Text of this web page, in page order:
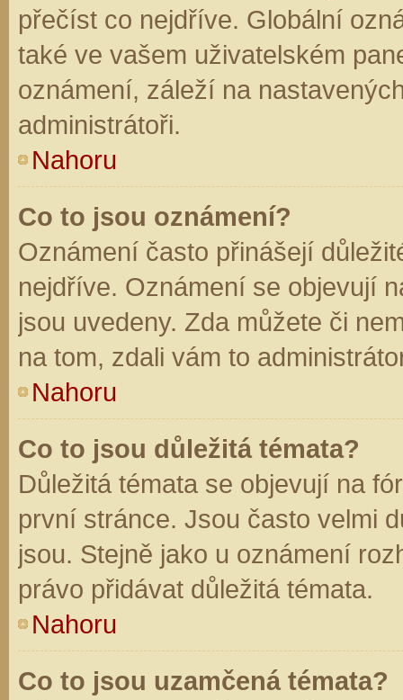
přečíst co nejdříve. Globální
také ve vašem uživatelském
oznámení, záleží na
administrátoři.
Nahoru
Co to jsou oznámení?
Oznámení často přinášejí
nejdříve. Oznámení se objevují
jsou uvedeny. Zda můžete či
na tom, zdali vám to
Nahoru
Co to jsou důležitá témata?
Důležitá témata se objevují na
první stránce. Jsou často velmi
jsou. Stejně jako u oznámení
právo přidávat důležitá témata.
Nahoru
Co to jsou uzamčená témata?